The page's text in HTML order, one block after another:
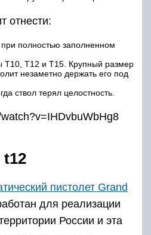
отнести:
полностью заполненном
T10, T12 и T15. Крупный размер
незаметно держать его под
ствол терял целостность.
t12
пистолет Grand
для реализации
России и эта